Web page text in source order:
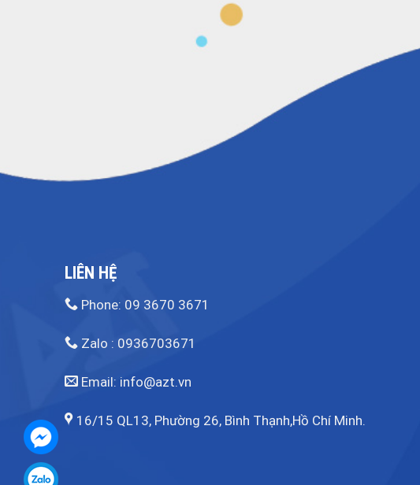
LIÊN HỆ
Phone: 09 3670 3671
Zalo : 0936703671
Email: info@azt.vn
16/15 QL13, Phường 26, Bình Thạnh,Hồ Chí Minh.